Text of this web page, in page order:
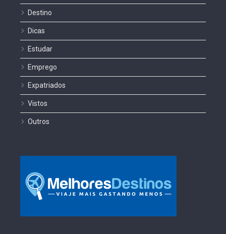
Destino
Dicas
Estudar
Emprego
Expatriados
Vistos
Outros